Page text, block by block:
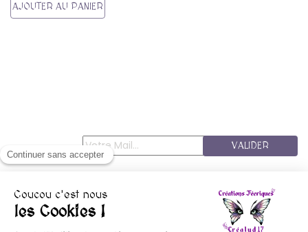
AJOUTER AU PANIER
VALIDER